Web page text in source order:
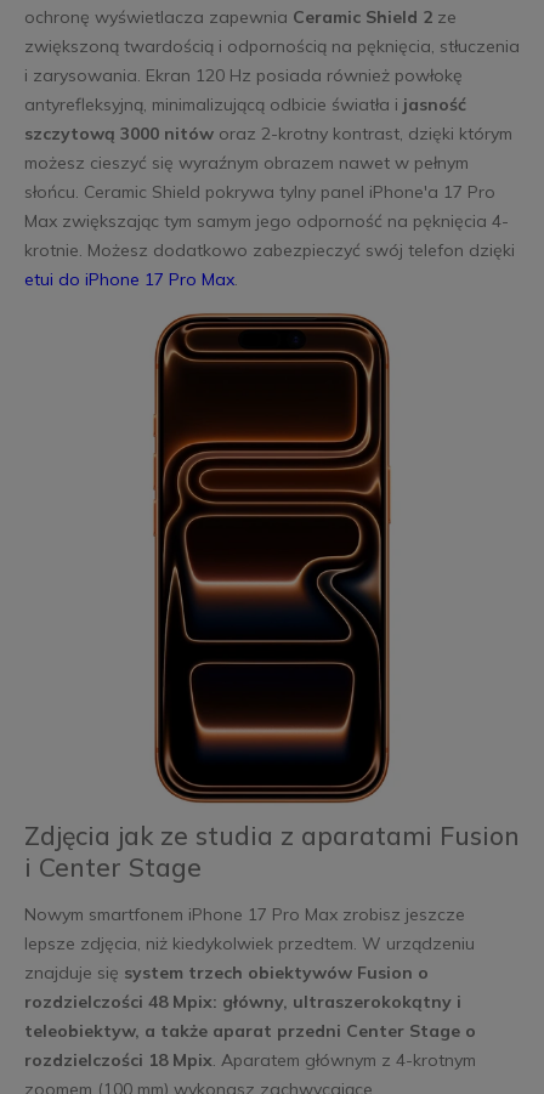
ochronę wyświetlacza zapewnia Ceramic Shield 2ze
zwiększoną twardością i odpornością na pęknięcia, stłuczenia
i zarysowania. Ekran 120 Hz posiada również powłokę
antyrefleksyjną, minimalizującą odbicie światła i jasność
szczytową 3000 nitóworaz 2-krotny kontrast, dzięki którym
możesz cieszyć się wyraźnym obrazem nawet w pełnym
słońcu. Ceramic Shield pokrywa tylny panel iPhone'a 17 Pro
Max zwiększając tym samym jego odporność na pęknięcia 4-
krotnie. Możesz dodatkowo zabezpieczyć swój telefon dzięki
etui do iPhone 17 Pro Max.
Zdjęcia jak ze studia z aparatami Fusion
i Center Stage
Nowym smartfonem iPhone 17 Pro Max zrobisz jeszcze
lepsze zdjęcia, niż kiedykolwiek przedtem. W urządzeniu
znajduje się system trzech obiektywów Fusion o
rozdzielczości 48 Mpix: główny, ultraszerokokątny i
teleobiektyw, a także aparat przedni Center Stage o
rozdzielczości 18 Mpix. Aparatem głównym z 4-krotnym
zoomem (100 mm) wykonasz zachwycające